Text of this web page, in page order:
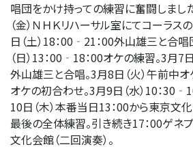
唱団をかけ持っての練習に奮闘しまし
（金）ＮＨＫリハーサル室にてコーラス
日（土）18：00‐21：00外山雄三と合
（日）13：00‐18：00オケの練習。3月7
外山雄三と合唱。3月8日（火）午前中
オケの初合わせ。3月9日（水）10：
10日（木）本番当日13：00から東京文
最後の全体練習。引き続き17：00ゲネ
文化会館（二回演奏）。